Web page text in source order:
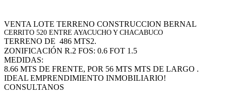
VENTA LOTE TERRENO CONSTRUCCION BERNAL
CERRITO 520 ENTRE AYACUCHO Y CHACABUCO
TERRENO DE 486 MTS2.
ZONIFICACIÓN R.2 FOS: 0.6 FOT 1.5
MEDIDAS:
8.66 MTS DE FRENTE, POR 56 MTS MTS DE LARGO .
IDEAL EMPRENDIMIENTO INMOBILIARIO!
CONSULTANOS